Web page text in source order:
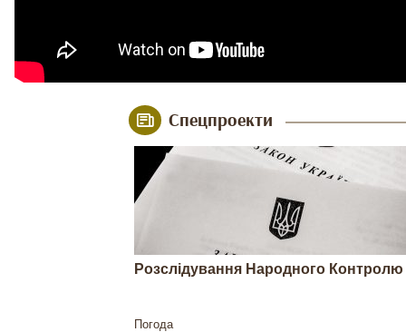
Спецпроекти
Розслідування Народного Контролю
Погода